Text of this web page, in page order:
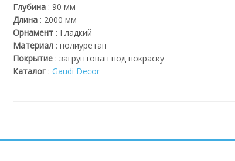
Глубина: 90 мм
Длина: 2000 мм
Орнамент: Гладкий
Материал: полиуретан
Покрытие: загрунтован под покраску
Каталог: Gaudi Decor